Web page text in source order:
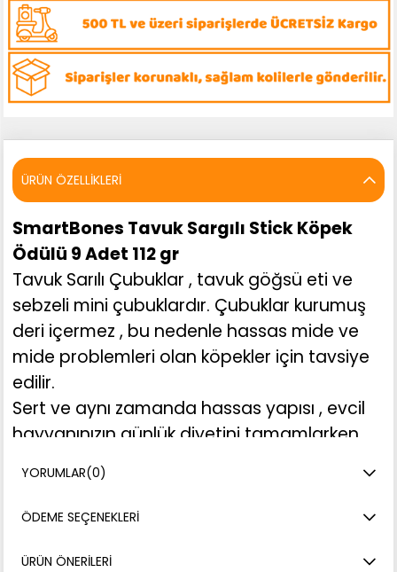
ÜRÜN ÖZELLIKLERI
SmartBones Tavuk Sargılı Stick Köpek
Ödülü 9 Adet 112 gr
Tavuk Sarılı Çubuklar , tavuk göğsü eti ve
sebzeli mini çubuklardır. Çubuklar kurumuş
deri içermez , bu nedenle hassas mide ve
mide problemleri olan köpekler için tavsiye
edilir.
Sert ve aynı zamanda hassas yapısı , evcil
hayvanınızın günlük diyetini tamamlarken
uzun süreli aktivite sağlar .
YORUMLAR(0)
ÖDEME SEÇENEKLERI
ÜRÜN ÖNERILERI